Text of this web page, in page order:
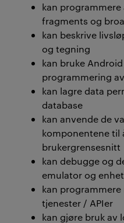
kan
fragments og
kan beskrive
og tegning
kan bruke
programmering
kan lagre data
database
kan anvende de
komponentene til
brukergrensesnitt
kan debugge og
emulator og enhet
kan
tjenester / APIer
kan gjøre bruk av